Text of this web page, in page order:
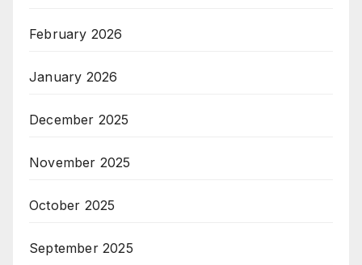
February 2026
January 2026
December 2025
November 2025
October 2025
September 2025